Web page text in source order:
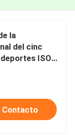
la
del cinc
ISO
Contacto